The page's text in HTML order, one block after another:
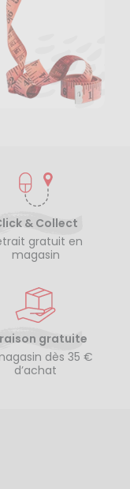
& Collect
gratuit en
magasin
gratuite
dès 35 €
d’achat